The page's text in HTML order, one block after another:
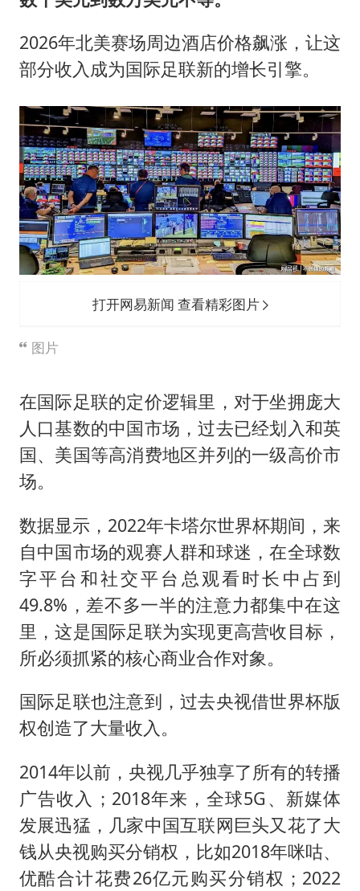
2026年北美赛场周边酒店价格飙涨，让这
部分收入成为国际足联新的增长引擎。
打开网易新闻 查看精彩图片
图片
在国际足联的定价逻辑里，对于坐拥庞大
人口基数的中国市场，过去已经划入和英
国、美国等高消费地区并列的一级高价市
场。
数据显示，2022年卡塔尔世界杯期间，来
自中国市场的观赛人群和球迷，在全球数
字平台和社交平台总观看时长中占到
49.8%，差不多一半的注意力都集中在这
里，这是国际足联为实现更高营收目标，
所必须抓紧的核心商业合作对象。
国际足联也注意到，过去央视借世界杯版
权创造了大量收入。
2014年以前，央视几乎独享了所有的转播
广告收入；2018年来，全球5G、新媒体
发展迅猛，几家中国互联网巨头又花了大
钱从央视购买分销权，比如2018年咪咕、
优酷合计花费26亿元购买分销权；2022